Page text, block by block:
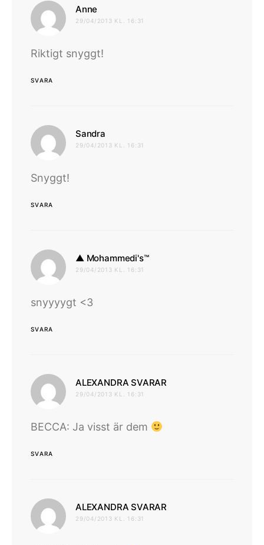
Anne
29/04/2013 KL. 16:31
Riktigt snyggt!
SVARA
Sandra
29/04/2013 KL. 16:31
Snyggt!
SVARA
▲ Mohammedi's™skriver:
29/04/2013 KL. 16:31
snyyyygt <3
SVARA
ALEXANDRA SVARAR
29/04/2013 KL. 16:31
BECCA: Ja visst är dem
SVARA
ALEXANDRA SVARAR
29/04/2013 KL. 16:31